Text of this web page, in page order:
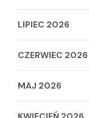
LIPIEC 2026
CZERWIEC 2026
MAJ 2026